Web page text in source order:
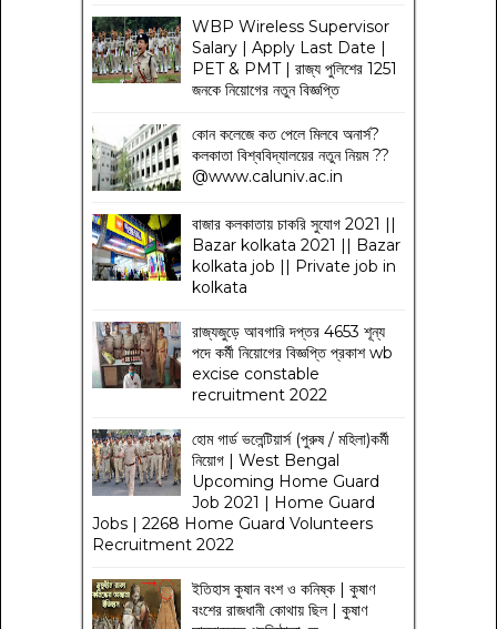
WBP Wireless Supervisor
Salary | Apply Last Date |
PET & PMT | রাজ্য পুলিশের 1251
জনকে নিয়োগের নতুন বিজ্ঞপ্তি
কোন কলেজে কত পেলে মিলবে অনার্স?
কলকাতা বিশ্ববিদ্যালয়ের নতুন নিয়ম??
@www.caluniv.ac.in
বাজার কলকাতায় চাকরি সুযোগ 2021 ||
Bazar kolkata 2021 || Bazar
kolkata job || Private job in
kolkata
রাজ্যজুড়ে আবগারি দপ্তর 4653 শূন্য
পদে কর্মী নিয়োগের বিজ্ঞপ্তি প্রকাশ wb
excise constable
recruitment 2022
হোম গার্ড ভলেন্টিয়ার্স (পুরুষ / মহিলা)কর্মী
নিয়োগ | West Bengal
Upcoming Home Guard
Job 2021 | Home Guard
Jobs | 2268 Home Guard Volunteers
Recruitment 2022
ইতিহাস কুষান বংশ ও কনিষ্ক | কুষাণ
বংশের রাজধানী কোথায় ছিল | কুষাণ